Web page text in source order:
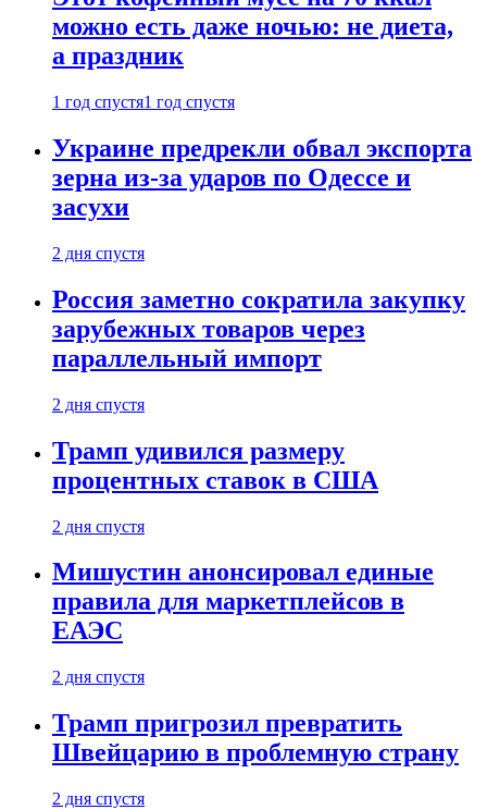
можно есть даже ночью: не диета,
а праздник
1 год спустя1 год спустя
Украине предрекли обвал экспорта
зерна из-за ударов по Одессе и
засухи
2 дня спустя
Россия заметно сократила закупку
зарубежных товаров через
параллельный импорт
2 дня спустя
Трамп удивился размеру
процентных ставок в США
2 дня спустя
Мишустин анонсировал единые
правила для маркетплейсов в
ЕАЭС
2 дня спустя
Трамп пригрозил превратить
Швейцарию в проблемную страну
2 дня спустя